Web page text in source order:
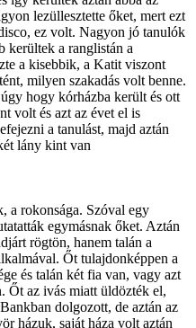
lezüllesztette őket, mert ezt
ez volt. Nagyon jó tanulók
kerültek a ranglistán a
a kisebbik, a Katit viszont
milyen szakadás volt benne.
hogy kórházba került és ott
volt és azt az évet el is
a tanulást, majd aztán
lány kint van
rokonsága. Szóval egy
egymásnak őket. Aztán
rögtön, hanem talán a
Őt tulajdonképpen a
és talán két fia van, vagy azt
Őt az ivás miatt üldözték el,
dolgozott, de aztán az
házuk, saját háza volt aztán